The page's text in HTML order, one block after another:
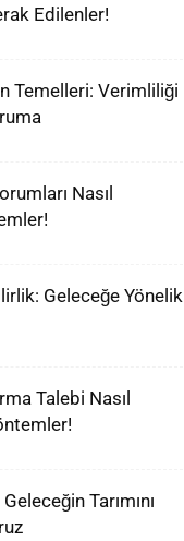
Edilenler!
Temelleri: Verimliliği
Nasıl
Geleceğe Yönelik
Talebi Nasıl
Tarımını